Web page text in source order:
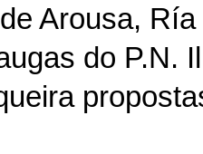
Arousa,
do P.N.